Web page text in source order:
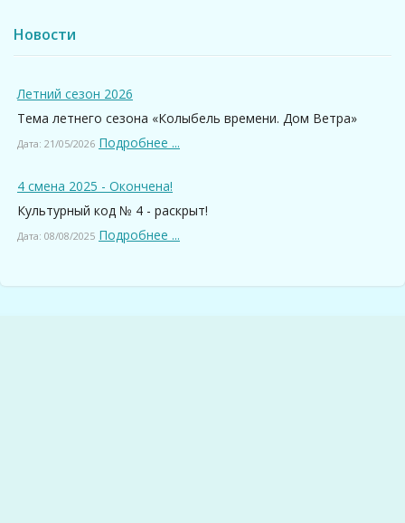
Новости
Летний сезон 2026
Тема летнего сезона «Колыбель времени. Дом Ветра»
Дата: 21/05/2026 Подробнее ...
4 смена 2025 - Окончена!
Культурный код № 4 - раскрыт!
Дата: 08/08/2025 Подробнее ...